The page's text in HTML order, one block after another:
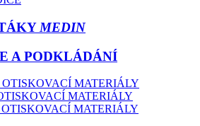
MEDIN
A PODKLÁDÁNÍ
MATERIÁLY
MATERIÁLY
MATERIÁLY